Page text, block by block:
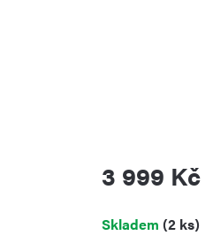
3 999 Kč
cena:
Skladem (2 ks)